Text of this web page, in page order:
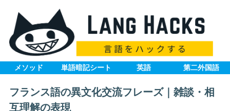
メソッド 単語暗記シート 英語 第二外国語
フランス語の異文化交流フレーズ｜雑談・相
互理解の表現